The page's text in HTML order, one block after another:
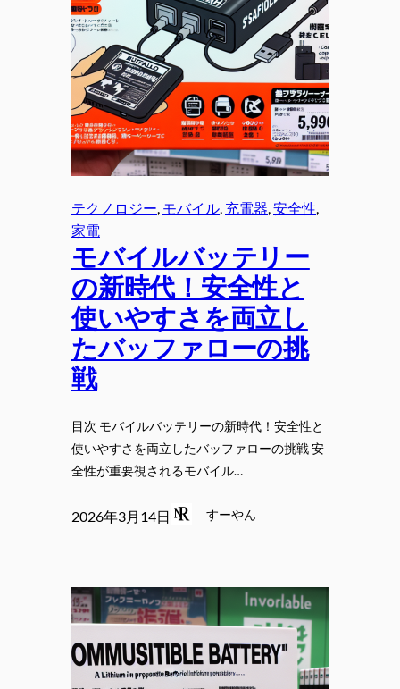
テクノロジー モバイル 充電器 安全性
家電
モバイルバッテリー
の新時代！安全性と
使いやすさを両立し
たバッファローの挑
戦
目次 モバイルバッテリーの新時代！安全性と
使いやすさを両立したバッファローの挑戦 安
全性が重要視されるモバイル…
2026年3月14日 すーやん